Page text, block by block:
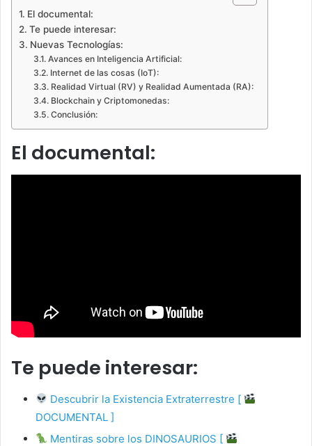
El documental:
Te puede interesar:
Nuevas Tecnologías:
Avances en Inteligencia Artificial:
Internet de las cosas (IoT):
Realidad Virtual (RV) y Realidad Aumentada (RA):
Blockchain y Criptomonedas:
Conclusión:
El documental:
Te puede interesar:
Descubrir la Existencia Extraterrestre [
DOCUMENTAL ]
Mentiras sobre los DINOSAURIOS [